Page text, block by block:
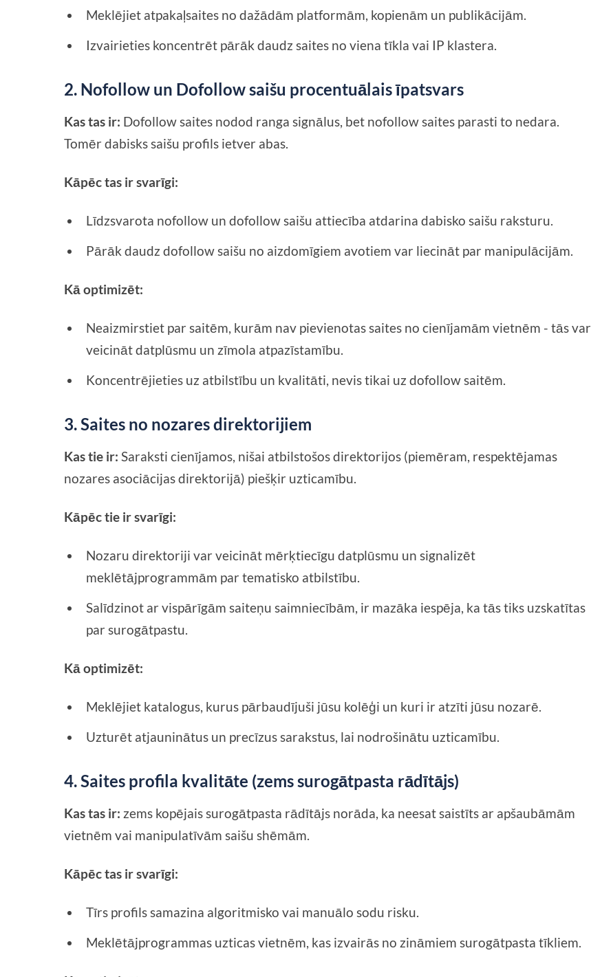
Meklējiet atpakaļsaites no dažādām platformām, kopienām un publikācijām.
Izvairieties koncentrēt pārāk daudz saites no viena tīkla vai IP klastera.
2. Nofollow un Dofollow saišu procentuālais īpatsvars
Kas tas ir: Dofollow saites nodod ranga signālus, bet nofollow saites parasti to nedara.
Tomēr dabisks saišu profils ietver abas.
Kāpēc tas ir svarīgi:
Līdzsvarota nofollow un dofollow saišu attiecība atdarina dabisko saišu raksturu.
Pārāk daudz dofollow saišu no aizdomīgiem avotiem var liecināt par manipulācijām.
Kā optimizēt:
Neaizmirstiet par saitēm, kurām nav pievienotas saites no cienījamām vietnēm - tās var
veicināt datplūsmu un zīmola atpazīstamību.
Koncentrējieties uz atbilstību un kvalitāti, nevis tikai uz dofollow saitēm.
3. Saites no nozares direktorijiem
Kas tie ir: Saraksti cienījamos, nišai atbilstošos direktorijos (piemēram, respektējamas
nozares asociācijas direktorijā) piešķir uzticamību.
Kāpēc tie ir svarīgi:
Nozaru direktoriji var veicināt mērķtiecīgu datplūsmu un signalizēt
meklētājprogrammām par tematisko atbilstību.
Salīdzinot ar vispārīgām saiteņu saimniecībām, ir mazāka iespēja, ka tās tiks uzskatītas
par surogātpastu.
Kā optimizēt:
Meklējiet katalogus, kurus pārbaudījuši jūsu kolēģi un kuri ir atzīti jūsu nozarē.
Uzturēt atjauninātus un precīzus sarakstus, lai nodrošinātu uzticamību.
4. Saites profila kvalitāte (zems surogātpasta rādītājs)
Kas tas ir: zems kopējais surogātpasta rādītājs norāda, ka neesat saistīts ar apšaubāmām
vietnēm vai manipulatīvām saišu shēmām.
Kāpēc tas ir svarīgi:
Tīrs profils samazina algoritmisko vai manuālo sodu risku.
Meklētājprogrammas uzticas vietnēm, kas izvairās no zināmiem surogātpasta tīkliem.